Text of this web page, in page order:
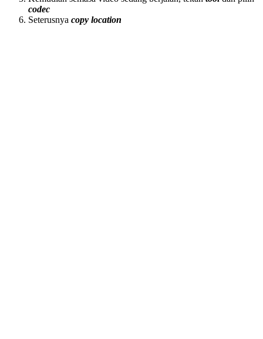
codec
Seterusnya copy location